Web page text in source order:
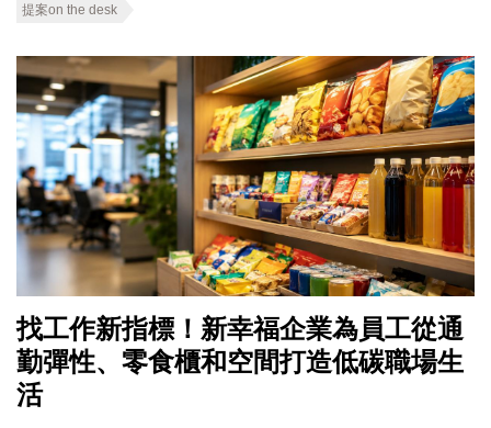
提案on the desk
找工作新指標！新幸福企業為員工從通
勤彈性、零食櫃和空間打造低碳職場生
活